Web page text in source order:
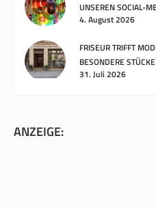
UNSEREN SOCIAL-
4. August 2026
FRISEUR TRIFFT
BESONDERE
31. Juli 2026
ANZEIGE: